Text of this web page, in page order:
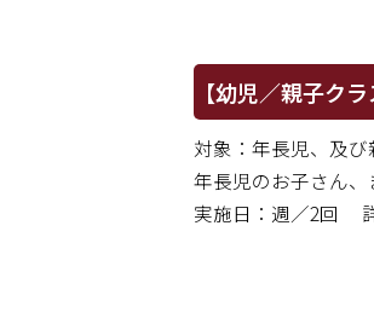
【幼児／親子クラ
対象：年長児、及び
年長児のお子さん、
実施日：週／2回